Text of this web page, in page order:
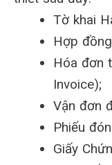
Tờ khai
Hợp
Hóa đơn
Invoice);
Vận đơn
Phiếu
Giấy